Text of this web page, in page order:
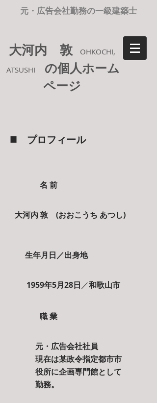
大河内 敦 OHKOCHI,
ATSUSHI の個人ホーム
ページ
元・広告会社勤務の一級建築士
■ プロフィール
名 前
大河内 敦 (おおこうち あつし)
生年月日／出身地
1959年5月28日／和歌山市
職 業
元・広告会社社員
現在は某政令指定都市市
役所に企画専門館として
勤務。